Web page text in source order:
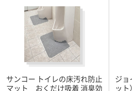
サンコー トイレの床汚れ防止
マット おくだけ吸着 消臭効
ジョ
ット）